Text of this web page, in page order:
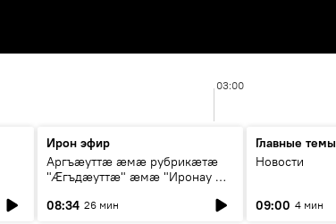
03:00
Ирон эфир
Аргъæуттæ æмæ рубрикæтæ
"Æгъдæуттæ" æмæ "Иронау æй
08:34 26 мин
Главные темы
Новости
09:00 4 мин